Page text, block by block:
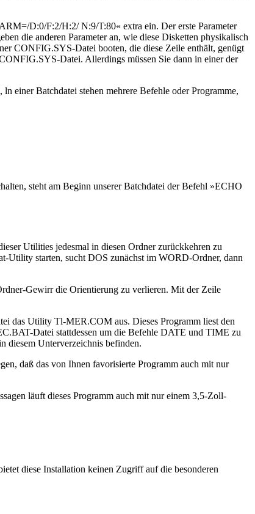
D:0/F:2/H:2/ N:9/T:80« extra ein. Der erste Parameter
die anderen Parameter an, wie diese Disketten physikalisch
CONFIG.SYS-Datei booten, die diese Zeile enthält, genügt
Datei. Allerdings müssen Sie dann in einer der
einer Batchdatei stehen mehrere Befehle oder Programme,
steht am Beginn unserer Batchdatei der Befehl »ECHO
Utilities jedesmal in diesen Ordner zurückkehren zu
Utility starten, sucht DOS zunächst im WORD-Ordner, dann
Gewirr die Orientierung zu verlieren. Mit der Zeile
das Utility Tl-MER.COM aus. Dieses Programm liest den
Datei stattdessen um die Befehle DATE und TIME zu
diesem Unterverzeichnis befinden.
daß das von Ihnen favorisierte Programm auch mit nur
läuft dieses Programm auch mit nur einem 3,5-Zoll-
diese Installation keinen Zugriff auf die besonderen